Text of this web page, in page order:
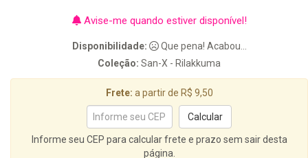
Avise-me quando estiver disponível!
Disponibilidade:
Que pena! Acabou...
Coleção: San-X - Rilakkuma
Frete: a partir de R$ 9,50
Informe seu CEP para calcular frete e prazo sem sair desta
página.